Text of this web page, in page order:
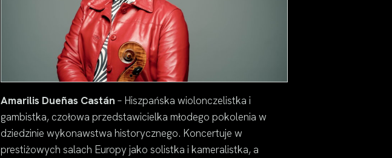
Amarilis Dueñas Castán – Hiszpańska wiolonczelistka i
gambistka, czołowa przedstawicielka młodego pokolenia w
dziedzinie wykonawstwa historycznego. Koncertuje w
prestiżowych salach Europy jako solistka i kameralistka, a